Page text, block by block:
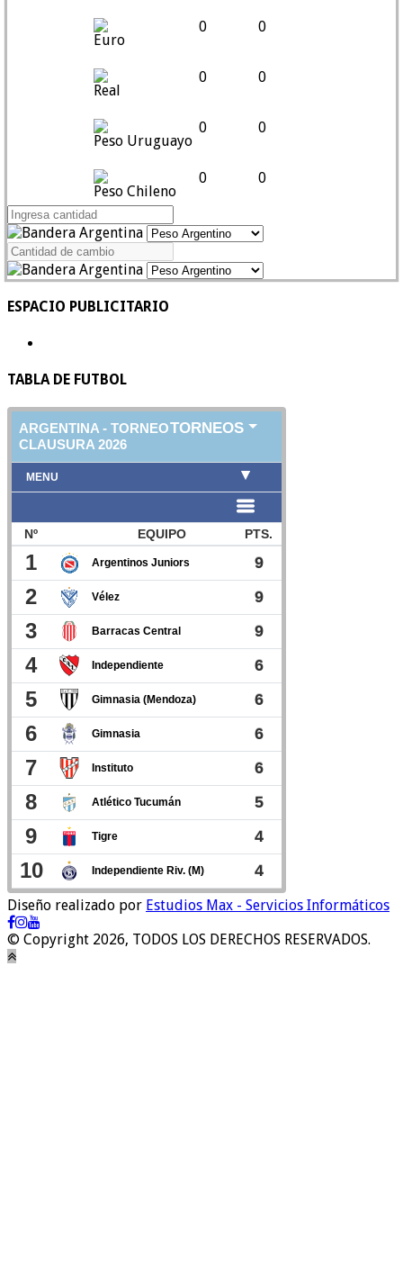
Euro
0 0
Real
0 0
Peso Uruguayo
0 0
Peso Chileno
0 0
ESPACIO PUBLICITARIO
TABLA DE FUTBOL
Diseño realizado por Estudios Max - Servicios Informáticos
© Copyright 2026, TODOS LOS DERECHOS RESERVADOS.